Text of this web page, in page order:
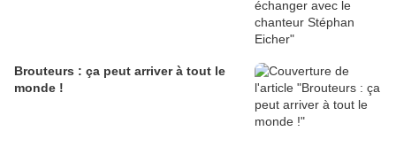
Brouteurs : ça peut arriver à tout le
monde !